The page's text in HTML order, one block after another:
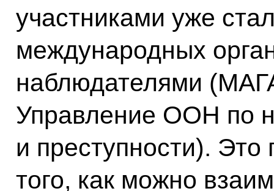
участниками уже
международных
наблюдателями
Управление ООН по
и преступности).
того, как можно